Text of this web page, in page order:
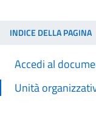
INDICE DELLA PAGINA
Accedi al
Unità